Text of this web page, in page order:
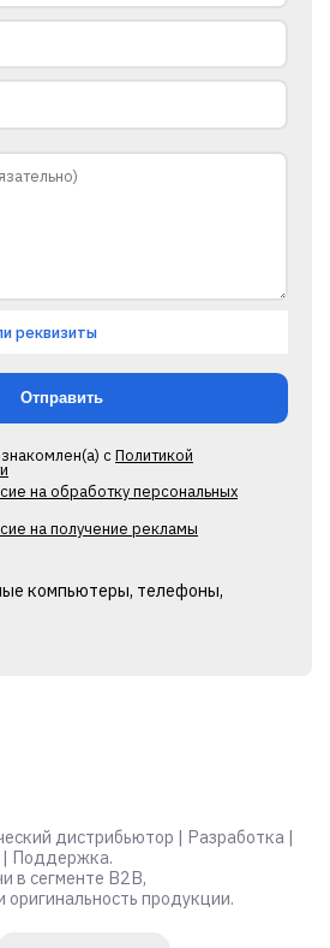
реквизиты
сПолитикой
на обработку персональных
на получение рекламы
компьютеры, телефоны,
дистрибьютор | Разработка |
| Поддержка.
в сегменте B2B,
оригинальность продукции.